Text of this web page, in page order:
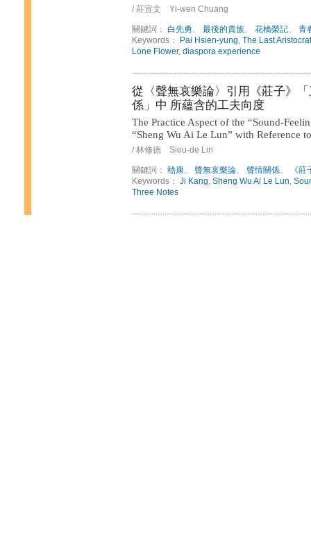
/ 莊宜文 Yi-wen Chuang
關鍵詞： 白先勇、 最後的貴族、 花橋榮記、 青
Keywords：
Pai Hsien-yung, The Last
Lone Flower, diaspora experience
從〈聲無哀樂論〉引用《莊子》
係」中 所蘊含的工夫向度
The Practice Aspect of the “Sound-
“Sheng Wu Ai Le Lun” with Reference
/ 林修德 Siou-de Lin
關鍵詞： 嵇康、 聲無哀樂論、 聲情關係、
《莊
Keywords： Ji Kang, Sheng Wu Ai Le Lun,
Three Notes